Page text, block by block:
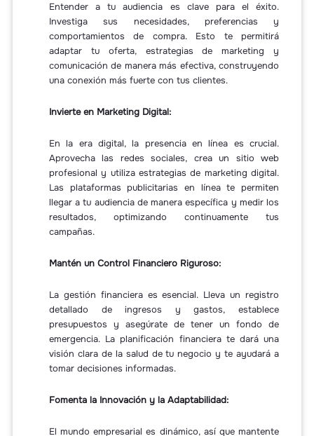
Entender a tu audiencia es clave para el éxito.
Investiga sus necesidades, preferencias y
comportamientos de compra. Esto te permitirá
adaptar tu oferta, estrategias de marketing y
comunicación de manera más efectiva, construyendo
una conexión más fuerte con tus clientes.
Invierte en Marketing Digital:
En la era digital, la presencia en línea es crucial.
Aprovecha las redes sociales, crea un sitio web
profesional y utiliza estrategias de marketing digital.
Las plataformas publicitarias en línea te permiten
llegar a tu audiencia de manera específica y medir los
resultados, optimizando continuamente tus
campañas.
Mantén un Control Financiero Riguroso:
La gestión financiera es esencial. Lleva un registro
detallado de ingresos y gastos, establece
presupuestos y asegúrate de tener un fondo de
emergencia. La planificación financiera te dará una
visión clara de la salud de tu negocio y te ayudará a
tomar decisiones informadas.
Fomenta la Innovación y la Adaptabilidad:
El mundo empresarial es dinámico, así que mantente